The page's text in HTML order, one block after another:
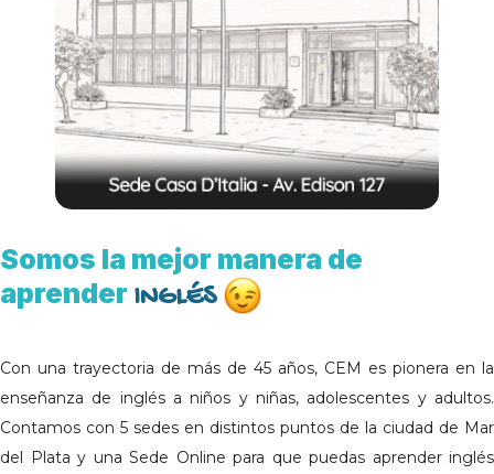
Somos la mejor manera de
aprender INGLÉS
Con una trayectoria de más de 45 años, CEM es pionera en la
enseñanza de inglés a niños y niñas, adolescentes y adultos.
Contamos con 5 sedes en distintos puntos de la ciudad de Mar
del Plata y una Sede Online para que puedas aprender inglés